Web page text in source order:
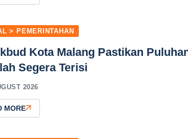
> PEMERINTAHAN
Kota Malang Pastikan
Segera Terisi
2026
MORE